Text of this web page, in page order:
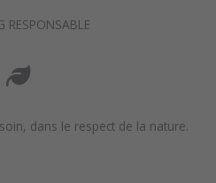
RESPONSABLE
dans le respect de la nature.